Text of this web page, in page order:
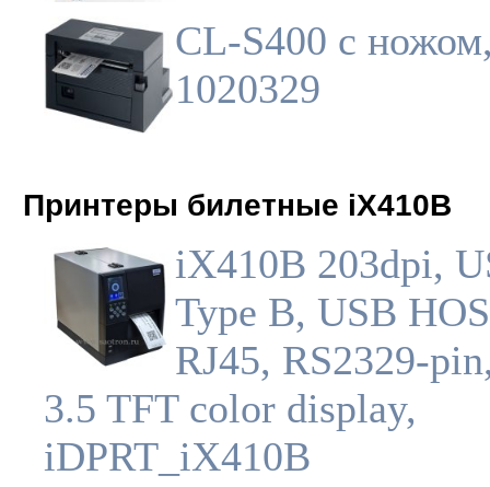
CL-S400 с
1020329
Принтеры билетные iX410B
iX410B 203dpi,
Type B, USB
RJ45, RS2329-
3.5 TFT color display,
iDPRT_iX410B